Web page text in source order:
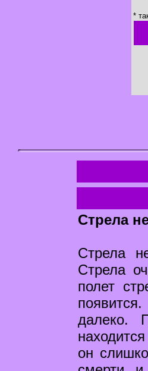
*
Стрела
Стрела
Стрела
полет
далеко.
он